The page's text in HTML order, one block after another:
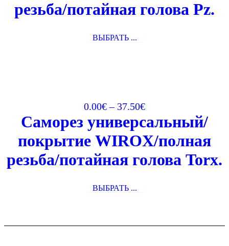
резьба/потайная голова Pz.
ВЫБРАТЬ ...
0.00€– 37.50€
Саморез универсальный/
покрытие WIROX/полная
резьба/потайная голова Torx.
ВЫБРАТЬ ...